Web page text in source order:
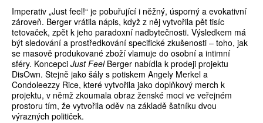
Imperativ „Just feel!“ je pobuřující i něžný, úsporný a evokativní
zároveň. Berger vrátila nápis, když z něj vytvořila pět tisíc
tetovaček, zpět k jeho paradoxní nadbytečnosti. Výsledkem má
být sledování a prostředkování specifické zkušenosti – toho, jak
se masově produkované zboží vlamuje do osobní a intimní
sféry. Koncepci Just Feel Berger nabídla k prodeji projektu
DisOwn. Stejně jako šály s potiskem Angely Merkel a
Condoleezzy Rice, které vytvořila jako doplňkový merch k
projektu, v němž zkoumala obraz ženské moci ve veřejném
prostoru tím, že vytvořila oděv na základě šatníku dvou
výrazných političek.